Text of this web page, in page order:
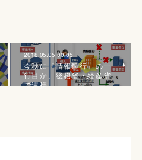
2018.05.05 00:05
今秋に『情報銀行』の一
行目か、総務省・経産省
で連携